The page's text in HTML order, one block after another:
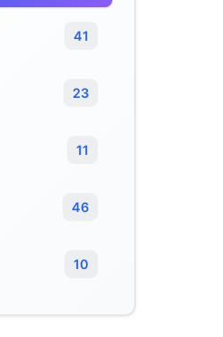
41
23
11
46
10